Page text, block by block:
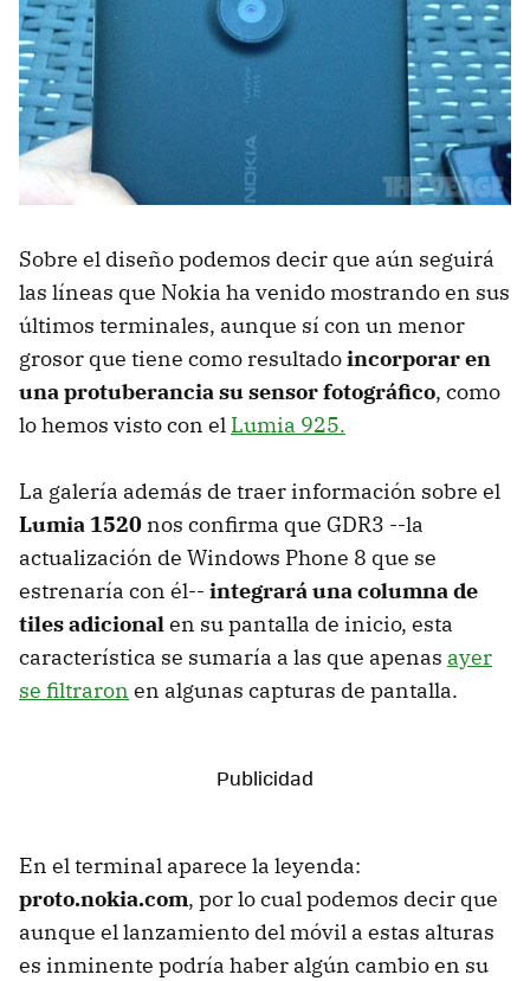
Sobre el diseño podemos decir que aún seguirá
las líneas que Nokia ha venido mostrando en sus
últimos terminales, aunque sí con un menor
grosor que tiene como resultadoincorporar en
una protuberancia su sensor fotográfico, como
lo hemos visto con el Lumia 925.
La galería además de traer información sobre el
Lumia 1520 nos confirma que GDR3 --la
actualización de Windows Phone 8 que se
estrenaría con él-- integrará una columna de
tiles adicionalen su pantalla de inicio, esta
característica se sumaría a las que apenas ayer
se filtraron en algunas capturas de pantalla.
En el terminal aparece la leyenda:
proto.nokia.com, por lo cual podemos decir que
aunque el lanzamiento del móvil a estas alturas
es inminente podría haber algún cambio en su